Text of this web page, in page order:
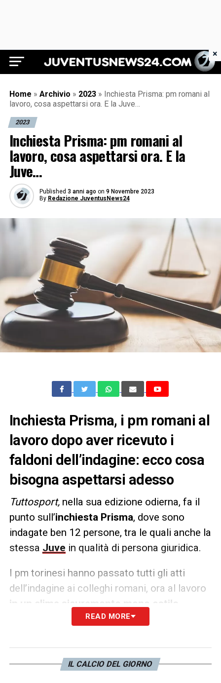
Juventus News 24
Home » Archivio » 2023 » Inchiesta Prisma: pm romani al
lavoro, cosa aspettarsi ora. E la Juve…
2023
Inchiesta Prisma: pm romani al
lavoro, cosa aspettarsi ora. E la
Juve…
Published 3 anni ago on 9 Novembre 2023
By Redazione JuventusNews24
Inchiesta Prisma, i pm romani al
lavoro dopo aver ricevuto i
faldoni dell’indagine: ecco cosa
bisogna aspettarsi adesso
Tuttosport, nella sua edizione odierna, fa il
punto sull’inchiesta Prisma, dove sono
indagate ben 12 persone, tra le quali anche la
stessa Juve in qualità di persona giuridica.
I pm torinesi hanno passato tutti gli atti
dell’indagine ai colleghi romani, ora al lavoro
in un clima sicuramente meno ostile
rispetto a quello che c’era nel capoluogo
ma il caso Orsolini, che lontano da Torino è
stato valutato come un affare senza falso in
READ MORE
IL CALCIO DEL GIORNO
×